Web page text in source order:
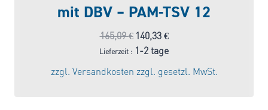
mit DBV – PAM-TSV 12
165,09€ Ursprünglicher
Preis
war:
165,09 €
140,33 €Aktueller
Preis
Lieferzeit : 1-2 tage
zzgl. Versandkosten zzgl. gesetzl. MwSt.